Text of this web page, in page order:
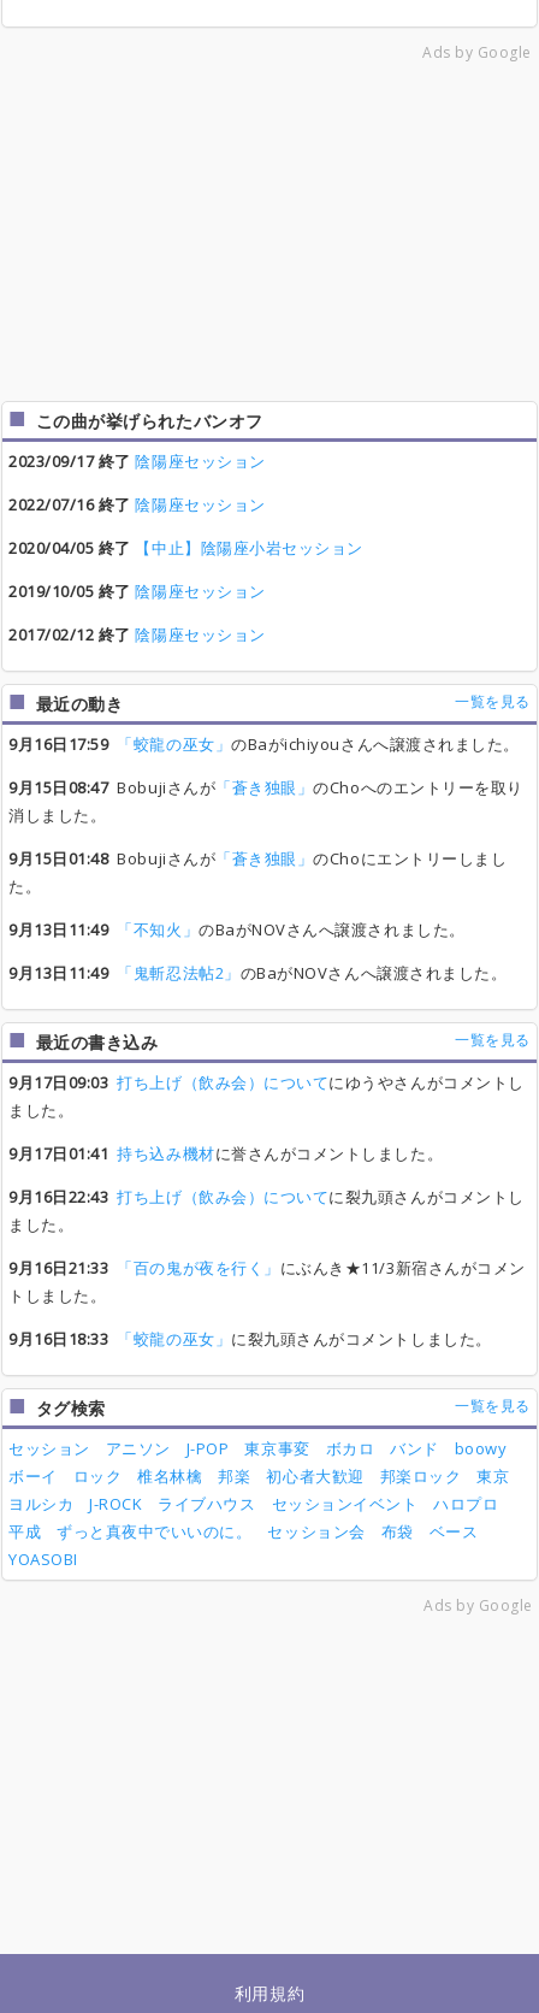
Ads by Google
この曲が挙げられたバンオフ
2023/09/17 終了 陰陽座セッション
2022/07/16 終了 陰陽座セッション
2020/04/05 終了
【中止】陰陽座小岩セッション
2019/10/05 終了 陰陽座セッション
2017/02/12 終了 陰陽座セッション
最近の動き 一覧を見る
9月16日17:59 「蛟龍の巫女」のBaがichiyouさんへ譲渡されました。
9月15日08:47Bobujiさんが 「蒼き独眼」のChoへのエントリーを取り
消しました。
9月15日01:48Bobujiさんが 「蒼き独眼」のChoにエントリーしまし
た。
9月13日11:49
「不知火」のBaがNOVさんへ譲渡されました。
9月13日11:49
「鬼斬忍法帖2」 のBaがNOVさんへ譲渡されました。
最近の書き込み 一覧を見る
9月17日09:03 打ち上げ（飲み会）についてにゆうやさんがコメントし
ました。
9月17日01:41 持ち込み機材に誉さんがコメントしました。
9月16日22:43 打ち上げ（飲み会）についてに裂九頭さんがコメントし
ました。
9月16日21:33
「百の鬼が夜を行く」 にぶんき★11/3新宿さんがコメン
トしました。
9月16日18:33
「蛟龍の巫女」 に裂九頭さんがコメントしました。
タグ検索 一覧を見る
セッション アニソン J-POP 東京事変 ボカロ バンド
boowy
ボーイ
ロック 椎名林檎 邦楽 初心者大歓迎 邦楽ロック
東京
ヨルシカ
J-ROCK ライブハウス セッションイベント
ハロプロ
平成
ずっと真夜中でいいのに。 セッション会 布袋
ベース
YOASOBI
Ads by Google
利用規約